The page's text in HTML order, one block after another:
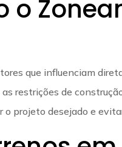
o
que influenciam
restrições de
projeto desejado e